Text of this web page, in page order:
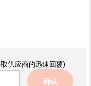
供应商的迅速回覆)
确认